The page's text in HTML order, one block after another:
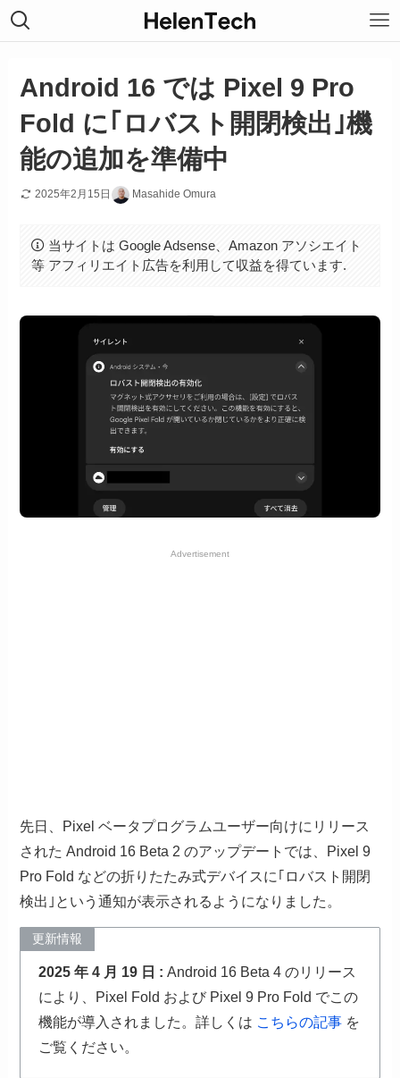
Android 16 では Pixel 9 Pro
Fold に｢ロバスト開閉検出｣機
能の追加を準備中
2025年2月15日 Masahide Omura
当サイトは Google Adsense、Amazon アソシエイト
等 アフィリエイト広告を利用して収益を得ています.
Advertisement
先日、Pixel ベータプログラムユーザー向けにリリース
された Android 16 Beta 2 のアップデートでは、Pixel 9
Pro Fold などの折りたたみ式デバイスに｢ロバスト開閉
検出｣という通知が表示されるようになりました。
更新情報
2025 年 4 月 19 日 : Android 16 Beta 4 のリリース
により、Pixel Fold および Pixel 9 Pro Fold でこの
機能が導入されました。詳しくは こちらの記事 を
ご覧ください。